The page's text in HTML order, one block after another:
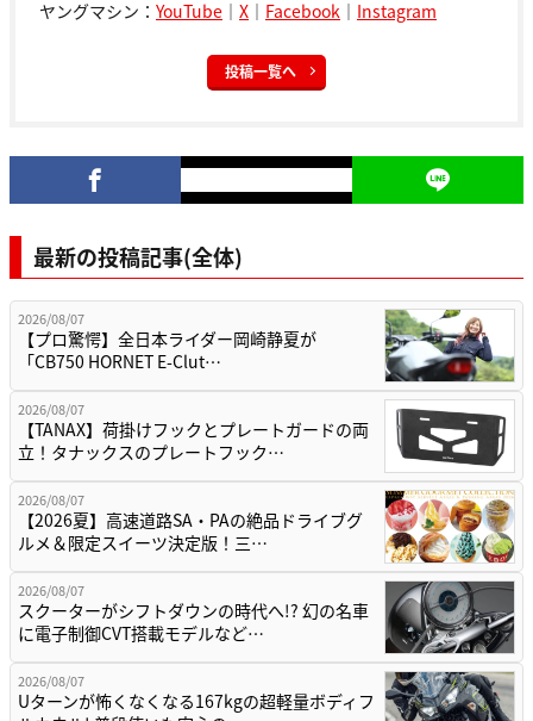
ヤングマシン： YouTube ｜ X ｜ Facebook ｜ Instagram
投稿一覧へ
最新の投稿記事(全体)
2026/08/07
【プロ驚愕】全日本ライダー岡崎静夏が
「CB750 HORNET E-Clut…
2026/08/07
【TANAX】荷掛けフックとプレートガードの両
立！タナックスのプレートフック…
2026/08/07
【2026夏】高速道路SA・PAの絶品ドライブグ
ルメ＆限定スイーツ決定版！三…
2026/08/07
スクーターがシフトダウンの時代へ!? 幻の名車
に電子制御CVT搭載モデルなど…
2026/08/07
Uターンが怖くなくなる167kgの超軽量ボディフ